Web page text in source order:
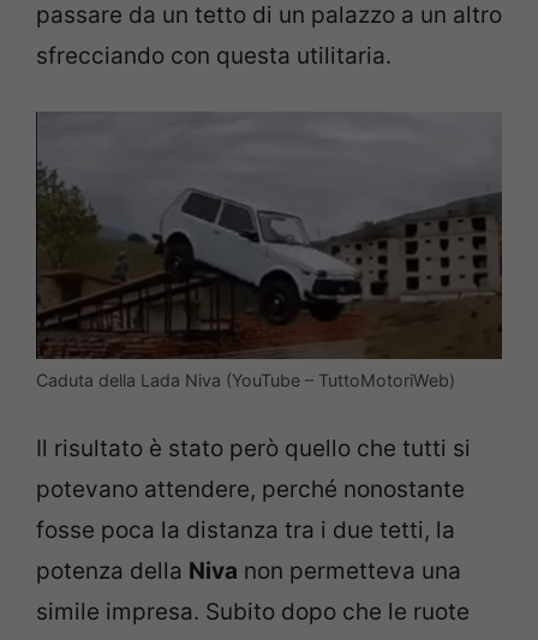
passare da un tetto di un palazzo a un altro
sfrecciando con questa utilitaria.
Caduta della Lada Niva (YouTube – TuttoMotoriWeb)
Il risultato è stato però quello che tutti si
potevano attendere, perché nonostante
fosse poca la distanza tra i due tetti, la
potenza della Niva non permetteva una
simile impresa. Subito dopo che le ruote